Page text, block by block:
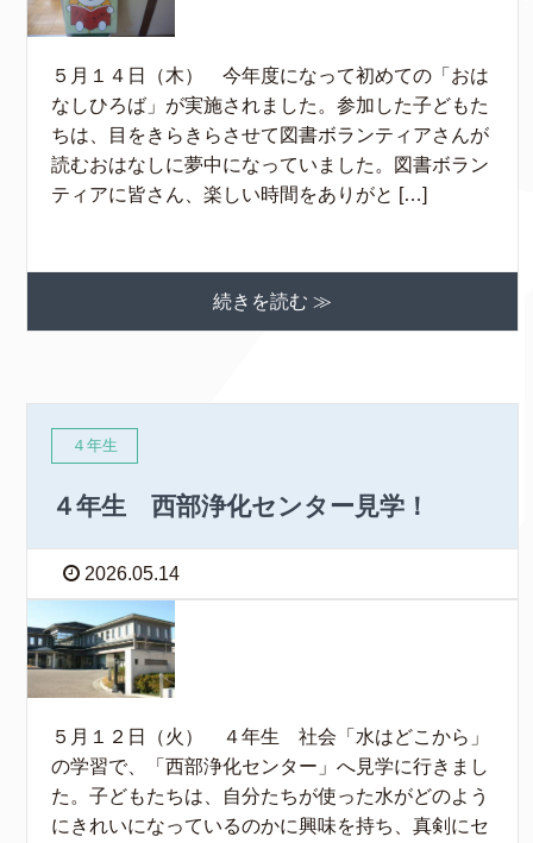
５月１４日（木） 今年度になって初めての「おは
なしひろば」が実施されました。参加した子どもた
ちは、目をきらきらさせて図書ボランティアさんが
読むおはなしに夢中になっていました。図書ボラン
ティアに皆さん、楽しい時間をありがと […]
続きを読む ≫
４年生
４年生 西部浄化センター見学！
2026.05.14
５月１２日（火） ４年生 社会「水はどこから」
の学習で、「西部浄化センター」へ見学に行きまし
た。子どもたちは、自分たちが使った水がどのよう
にきれいになっているのかに興味を持ち、真剣にセ